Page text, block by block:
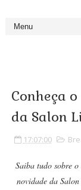
Conheça
da Salon
17:07:00
Saiba tudo sobre
novidade da